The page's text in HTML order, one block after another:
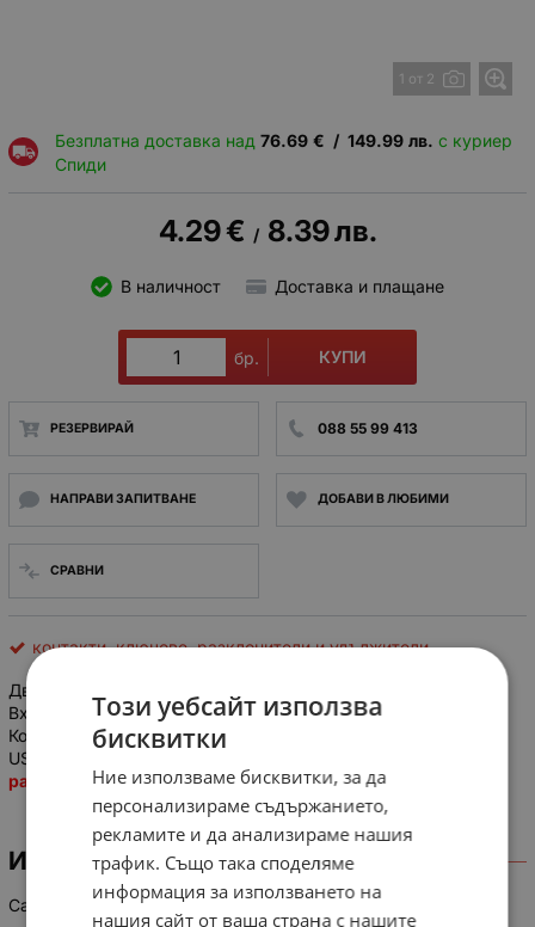
1 от 2
Безплатна доставка над 76.69 € / 149.99 лв. с куриер
Спиди
4.29€ / 8.39лв.
В наличност Доставка и плащане
бр. КУПИ
РЕЗЕРВИРАЙ 088 55 99 413
НАПРАВИ ЗАПИТВАНЕ ДОБАВИ В ЛЮБИМИ
СРАВНИ
контакти, ключове, разклонители и удължители
Двугнездов разклонител
Входящо напрежение: 12VDC - 16VDC
Консумирана мощност: 60W maxDC5A
USB изходно напрежение: 5VDC- 500mA
разпр!
ИНФОРМАЦИЯ
Car cigarette lighter splitter for 2 WF-0097
Този уебсайт използва
бисквитки
Ние използваме бисквитки, за да
персонализираме съдържанието,
рекламите и да анализираме нашия
трафик. Също така споделяме
информация за използването на
нашия сайт от ваша страна с нашите